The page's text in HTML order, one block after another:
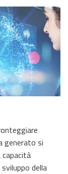
generato si
capacità
della